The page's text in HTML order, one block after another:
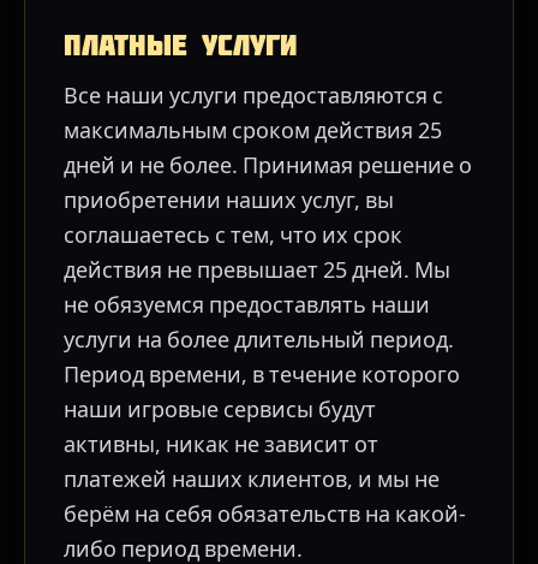
Платные услуги
Все наши услуги предоставляются с
максимальным сроком действия 25
дней и не более. Принимая решение о
приобретении наших услуг, вы
соглашаетесь с тем, что их срок
действия не превышает 25 дней. Мы
не обязуемся предоставлять наши
услуги на более длительный период.
Период времени, в течение которого
наши игровые сервисы будут
активны, никак не зависит от
платежей наших клиентов, и мы не
берём на себя обязательств на какой-
либо период времени.